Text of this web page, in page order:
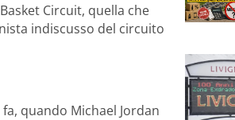
Circuit, quella che
indiscusso del circuito
quando Michael Jordan